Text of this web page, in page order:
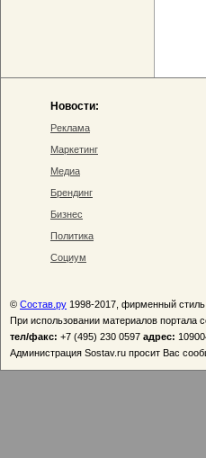
Новости:
Реклама
Маркетинг
Медиа
Брендинг
Бизнес
Политика
Социум
© Состав.ру 1998-2017, фирменный стиль
При использовании материалов портала
тел/факс: +7 (495) 230 0597 адрес:
Администрация Sostav.ru просит Вас